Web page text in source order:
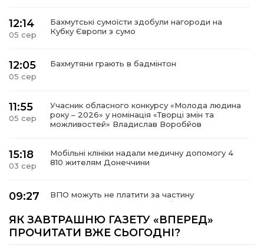
12:14
05 сер
Бахмутські сумоїсти здобули нагороди на
Кубку Європи з сумо
12:05
05 сер
Бахмутяни грають в бадмінтон
11:55
05 сер
Учасник обласного конкурсу «Молода людина
року – 2026» у номінація «Творці змін та
можливостей» Владислав Воробйов
15:18
03 сер
Мобільні клініки надали медичну допомогу 4
810 жителям Донеччини
09:27
ВПО можуть не платити за частину
комунальних послуг: про що йдеться
14:12
Досі ВПО? Юристка розповіла, коли
ЯК ЗАВТРАШНЮ ГАЗЕТУ «ВПЕРЕД»
ПРОЧИТАТИ ВЖЕ СЬОГОДНІ?